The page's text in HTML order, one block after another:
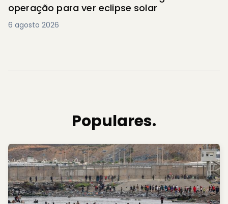
operação para ver eclipse solar
6 agosto 2026
Populares.